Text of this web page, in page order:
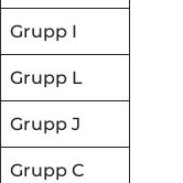
Grupp I
Grupp L
Grupp J
Grupp C